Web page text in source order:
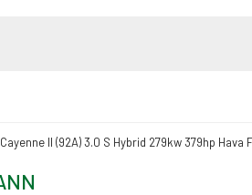
Cayenne II (92A) 3.0 S Hybrid 279kw 379hp Hava